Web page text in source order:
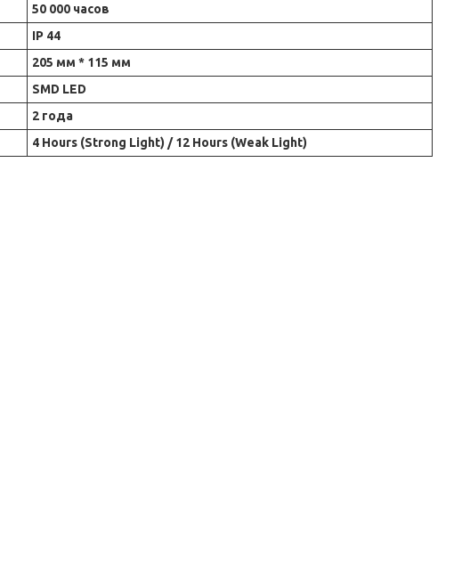
50 000 часов
ІР 44
205 мм * 115 мм
SMD LED
2 года
4 Hours (Strong Light) / 12 Hours (Weak Light)